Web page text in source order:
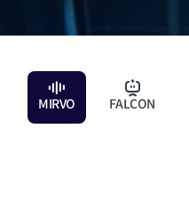
MIRVO FALCON